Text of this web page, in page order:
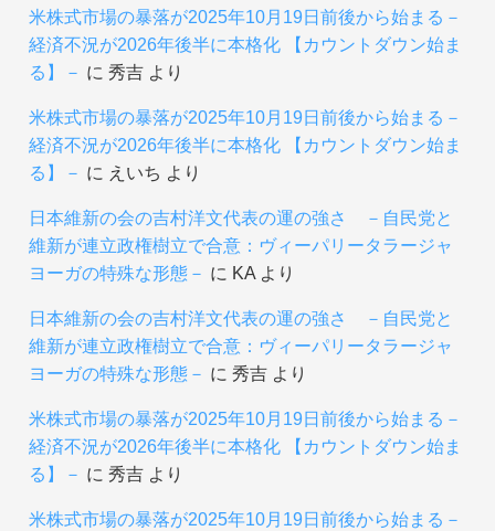
米株式市場の暴落が2025年10月19日前後から始まる－
経済不況が2026年後半に本格化 【カウントダウン始ま
る】－ に 秀吉より
米株式市場の暴落が2025年10月19日前後から始まる－
経済不況が2026年後半に本格化 【カウントダウン始ま
る】－ に えいち より
日本維新の会の吉村洋文代表の運の強さ －自民党と
維新が連立政権樹立で合意：ヴィーパリータラージャ
ヨーガの特殊な形態－ に KAより
日本維新の会の吉村洋文代表の運の強さ －自民党と
維新が連立政権樹立で合意：ヴィーパリータラージャ
ヨーガの特殊な形態－ に 秀吉より
米株式市場の暴落が2025年10月19日前後から始まる－
経済不況が2026年後半に本格化 【カウントダウン始ま
る】－ に 秀吉より
米株式市場の暴落が2025年10月19日前後から始まる－